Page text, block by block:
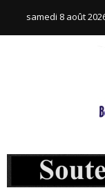
samedi 8 août